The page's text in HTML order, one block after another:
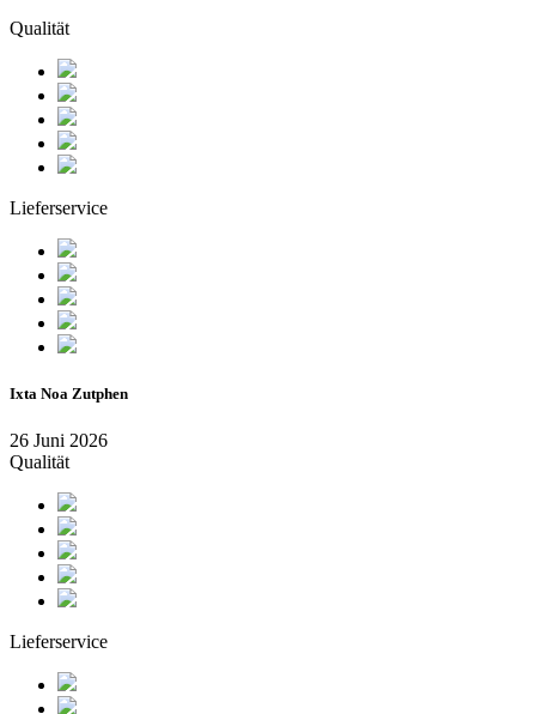
Qualität
Lieferservice
Ixta Noa Zutphen
26 Juni 2026
Qualität
Lieferservice